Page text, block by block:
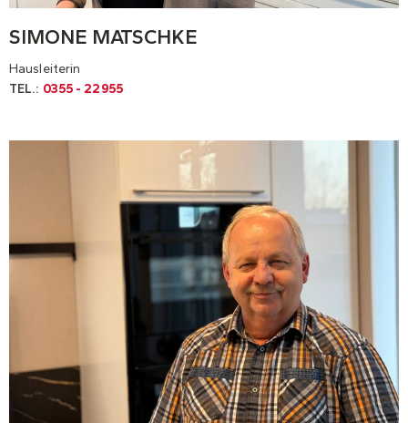
SIMONE MATSCHKE
Hausleiterin
TEL.: 0355 - 22955